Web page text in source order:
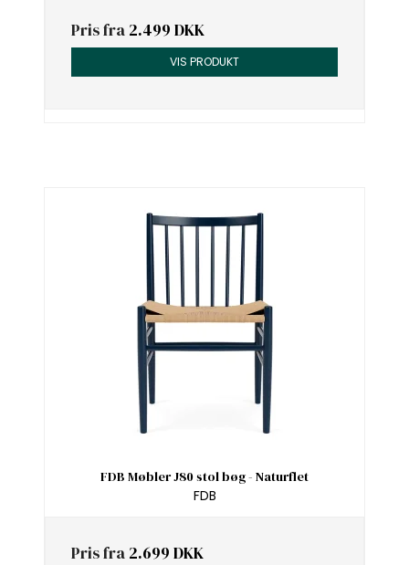
Pris fra 2.499 DKK
VIS PRODUKT
FDB Møbler J80 stol bøg - Naturflet
FDB
Pris fra 2.699 DKK